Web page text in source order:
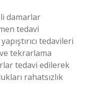
damarlar
tedavi
tedavileri
tekrarlama
tedavi edilerek
rahatsızlık